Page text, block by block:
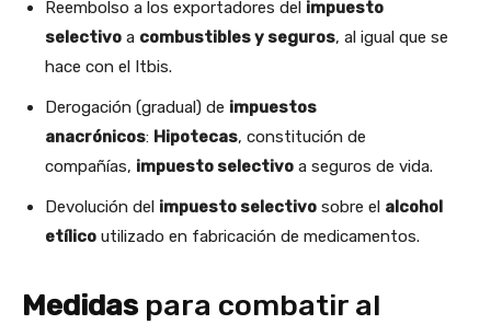
Reembolso a los exportadores del impuesto
selectivo a combustibles y seguros, al igual que se
hace con el Itbis.
Derogación (gradual) de impuestos
anacrónicos: Hipotecas, constitución de
compañías, impuesto selectivo a seguros de vida.
Devolución del impuesto selectivo sobre el alcohol
etílico utilizado en fabricación de medicamentos.
Medidas para combatir al